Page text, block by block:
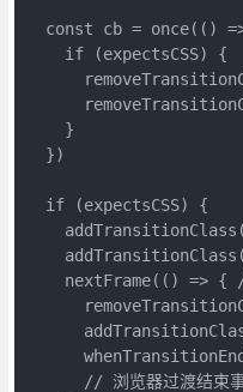
const cb = once(() =>
    if (expectsCSS) {
    }
  })
  if (expectsCSS) {
nextFrame(() => {
// 浏览器过渡结